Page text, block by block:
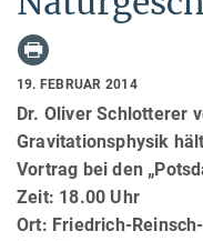
19. FEBRUAR 2014
Dr. Oliver Schlotterer
Gravitationsphysik
Vortrag bei den
Zeit: 18.00 Uhr
Ort: Friedrich-